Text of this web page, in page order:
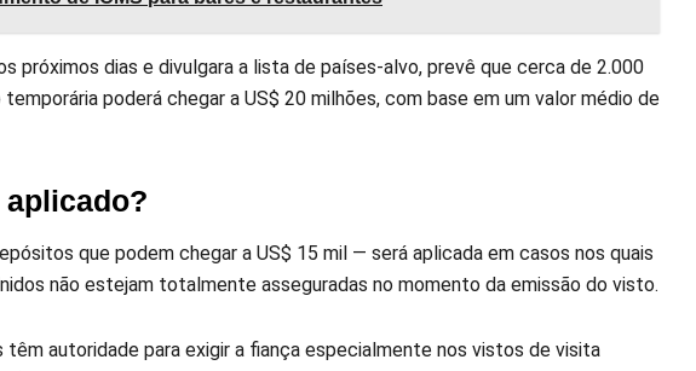
próximos dias e divulgara a lista de países-alvo, prevê que cerca de 2.000
poderá chegar a US$ 20 milhões, com base em um valor médio de
que podem chegar a US$ 15 mil — será aplicada em casos nos quais
não estejam totalmente asseguradas no momento da emissão do visto.
autoridade para exigir a fiança especialmente nos vistos de visita